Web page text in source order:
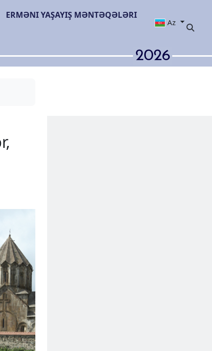
ERMƏNI YAŞAYIŞ MƏNTƏQƏLƏRI
Az
2026
monastır
edirlər,